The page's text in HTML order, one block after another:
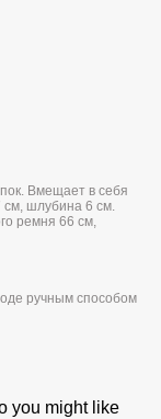
Вмещает в себя
см, шлубина 6 см.
ремня 66 см,
ручным способом
you might like